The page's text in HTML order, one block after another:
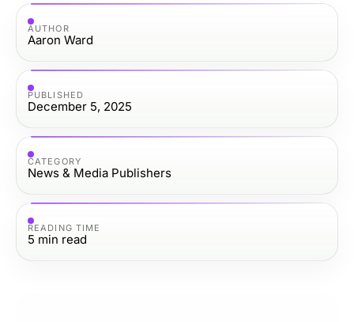
AUTHOR
Aaron Ward
PUBLISHED
December 5, 2025
CATEGORY
News & Media Publishers
READING TIME
5 min read